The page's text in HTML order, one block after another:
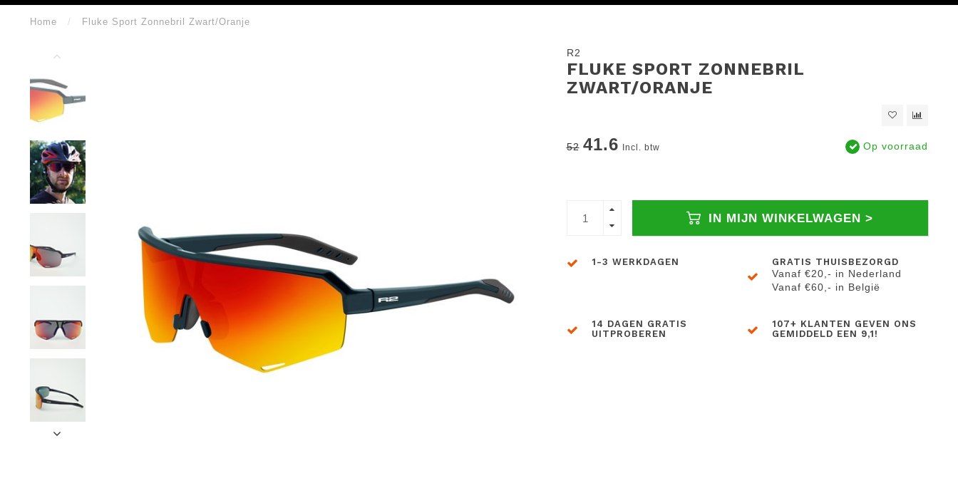
Home / Fluke Sport Zonnebril Zwart/Oranje
R2
FLUKE SPORT ZONNEBRIL
ZWART/ORANJE
52 41.6 Incl. btw Op voorraad
IN MIJN WINKELWAGEN >
1-3 WERKDAGEN
GRATIS THUISBEZORGD
Vanaf €20,- in Nederland
Vanaf €60,- in België
14 DAGEN GRATIS
UITPROBEREN
107+ KLANTEN GEVEN ONS
GEMIDDELD EEN 9,1!